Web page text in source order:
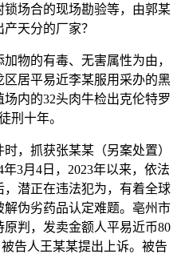
场合的现场勘验等，由郭某
天分的厂家？
的有毒、无害属性为由，
居平易近李某服用采办的黑
内的32头肉牛检出克伦特罗
刑十年。
抓获张某某（另案处置）
3月4日，2023年以来，依法
潜正在违法犯为，有着全球
伪劣药品认定难题。亳州市
判，发卖金额人平易近币80
告人王某某提出上诉。被告